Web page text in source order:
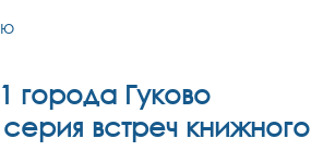
Гуково
встреч книжного